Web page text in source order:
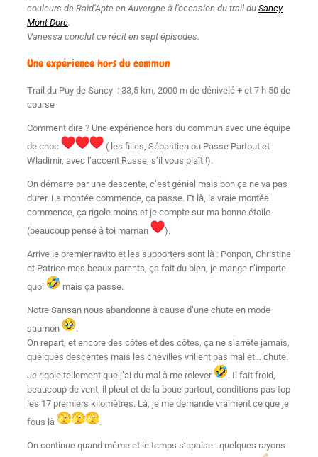
couleurs de Raid’Apte en Auvergne à l’occasion du trail du Sancy
Mont-Dore.
Vanessa conclut ce récit en sept épisodes.
Une expérience hors du commun
Trail du Puy de Sancy : 33,5 km, 2000 m de dénivelé + et 7 h 50 de
course
Comment dire ? Une expérience hors du commun avec une équipe
de choc
( les filles, Sébastien ou Passe Partout et
Wladimir, avec l’accent Russe, s’il vous plaît !).
On démarre par une descente, c’est génial mais bon ça ne va pas
durer. La montée commence, ça passe. Et là, la vraie montée
commence, ça rigole moins et je compte sur ma bonne étoile
(beaucoup pensé à toi maman
).
Arrive le premier ravito et les supporters sont là : Ponpon, Christine
et Patrice mes beaux-parents, ça fait du bien, je mange n’importe
quoi
mais ça passe.
Notre Sansan nous abandonne à cause d’une chute en mode
saumon
.
On repart, et encore des côtes et des côtes, ça ne s’arrête jamais,
quelques descentes mais les chevilles vrillent pas mal et… chute.
Je rigole tellement que j’ai du mal à me relever
. Il fait froid,
beaucoup de vent, il pleut et de la boue partout, conditions pas top
les 17 premiers kilomètres. Là, je me demande vraiment ce que je
fous là
.
On continue quand même et le temps s’apaise : quelques rayons